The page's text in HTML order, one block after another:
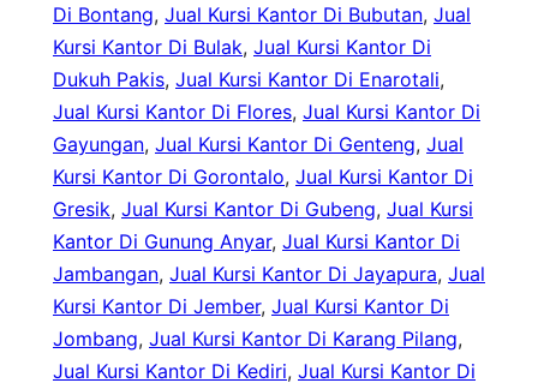
Di Bontang, Jual Kursi Kantor Di Bubutan, Jual
Kursi Kantor Di Bulak, Jual Kursi Kantor Di
Dukuh Pakis, Jual Kursi Kantor Di Enarotali
Jual Kursi Kantor Di Flores, Jual Kursi Kantor Di
Gayungan, Jual Kursi Kantor Di Genteng, Jual
Kursi Kantor Di Gorontalo, Jual Kursi Kantor Di
Gresik, Jual Kursi Kantor Di Gubeng, Jual Kursi
Kantor Di Gunung Anyar, Jual Kursi Kantor Di
Jambangan, Jual Kursi Kantor Di Jayapura, Jual
Kursi Kantor Di Jember, Jual Kursi Kantor Di
Jombang, Jual Kursi Kantor Di Karang Pilang
Jual Kursi Kantor Di Kediri, Jual Kursi Kantor Di